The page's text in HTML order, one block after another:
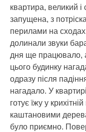
квартира, великий і
запущена, з
перилами на сходах,
долинали звуки
дня ще працювало,
цього будинку
одразу після
нагадало. У
готує їжу у
каштановими
було приємно.